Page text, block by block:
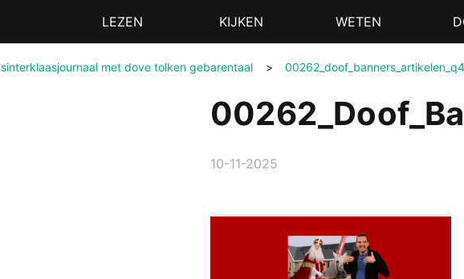
MenuLEZEN KIJKEN WETEN
sinterklaasjournaal met dove tolken gebarentaal >
10-11-2025